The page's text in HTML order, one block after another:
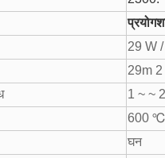
29 W
29m 2
1 ~ ~
600 ℃
घन